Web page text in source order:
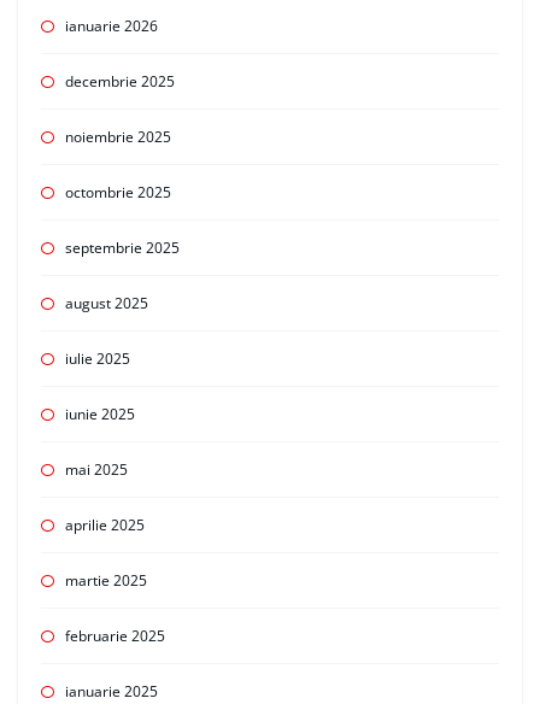
ianuarie 2026
decembrie 2025
noiembrie 2025
octombrie 2025
septembrie 2025
august 2025
iulie 2025
iunie 2025
mai 2025
aprilie 2025
martie 2025
februarie 2025
ianuarie 2025